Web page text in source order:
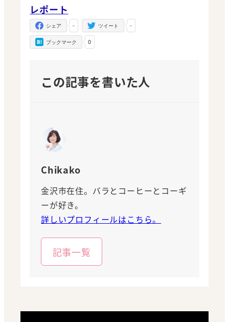
レポート
-
シェア -
ツイート
0
ブックマーク
この記事を書いた人
Chikako
金沢市在住。バラとコーヒーとコーギ
ーが好き。
詳しいプロフィールはこちら。
記事一覧